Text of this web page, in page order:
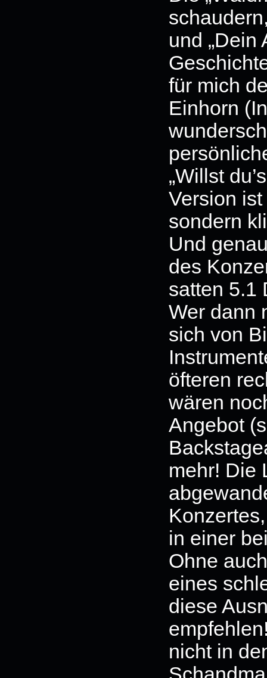
und „Dein
für mich
Einhorn
„Willst
Version
sondern
Und
des
satten 5.1
Wer dann
sich von
öfteren
wären
Angebot
mehr! Die
in einer
Ohne
eines
diese
nicht in